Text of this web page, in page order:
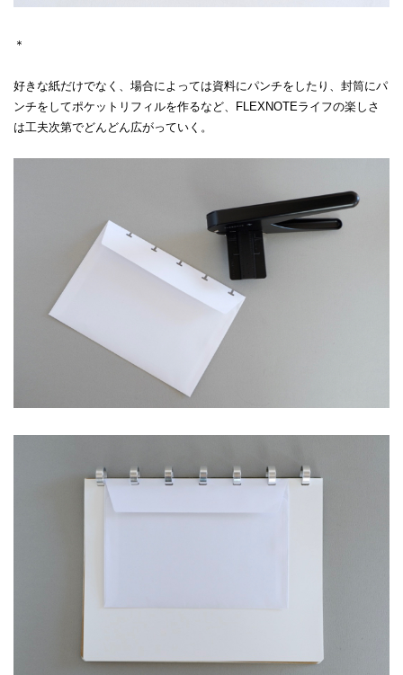
＊
好きな紙だけでなく、場合によっては資料にパンチをしたり、封筒にパ
ンチをしてポケットリフィルを作るなど、FLEXNOTEライフの楽しさ
は工夫次第でどんどん広がっていく。